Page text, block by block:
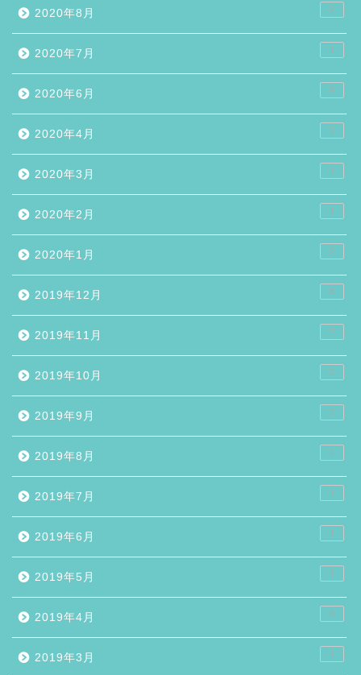
2020年8月 2
2020年7月 1
2020年6月 9
2020年4月 1
2020年3月 1
2020年2月 1
2020年1月 2
2019年12月 5
2019年11月 7
2019年10月 2
2019年9月 3
2019年8月 4
2019年7月 1
2019年6月 1
2019年5月 1
2019年4月 3
2019年3月 1